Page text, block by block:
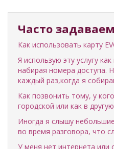
Часто
Как использовать карту
Я использую эту услугу
набирая номера доступа.
каждый раз,когда я
Как позвонить тому, у
городской или как в
Иногда я слышу
во время разговора, что
У меня нет интернета или